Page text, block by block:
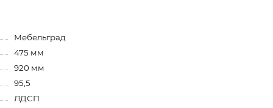
Мебельград
475 мм
920 мм
95,5
ЛДСП